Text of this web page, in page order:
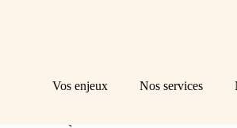
Vos enjeux Nos services